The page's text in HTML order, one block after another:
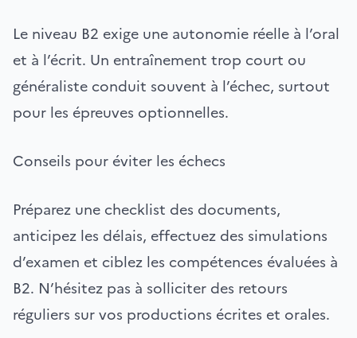
Le niveau B2 exige une autonomie réelle à l’oral
et à l’écrit. Un entraînement trop court ou
généraliste conduit souvent à l’échec, surtout
pour les épreuves optionnelles.
Conseils pour éviter les échecs
Préparez une checklist des documents,
anticipez les délais, effectuez des simulations
d’examen et ciblez les compétences évaluées à
B2. N’hésitez pas à solliciter des retours
réguliers sur vos productions écrites et orales.